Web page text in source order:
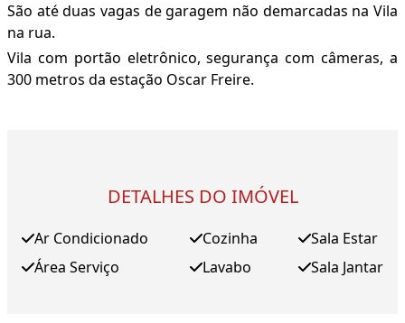
São até duas vagas de garagem não demarcadas na Vila
na rua.
Vila com portão eletrônico, segurança com câmeras, a
300 metros da estação Oscar Freire.
DETALHES DO IMÓVEL
Ar Condicionado
Área Serviço
Cozinha
Lavabo
Sala Estar
Sala Jantar